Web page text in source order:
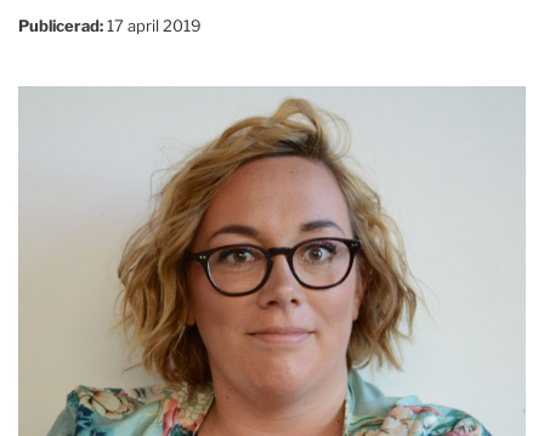
Publicerad:17 april 2019